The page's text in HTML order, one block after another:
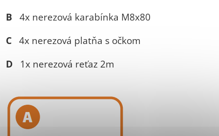
B 4x nerezová karabínka M8x80
C 4x nerezová platňa s očkom
D 1x nerezová reťaz 2m